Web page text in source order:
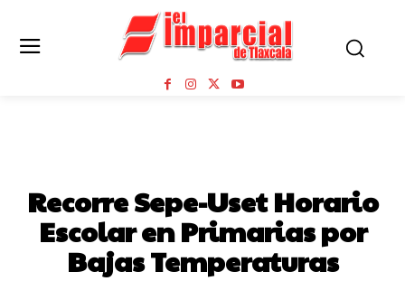
Recorre Sepe-Uset Horario
Escolar en Primarias por
Bajas Temperaturas